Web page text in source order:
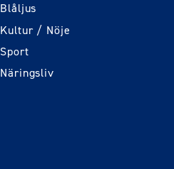
Blåljus
Kultur / Nöje
Sport
Näringsliv